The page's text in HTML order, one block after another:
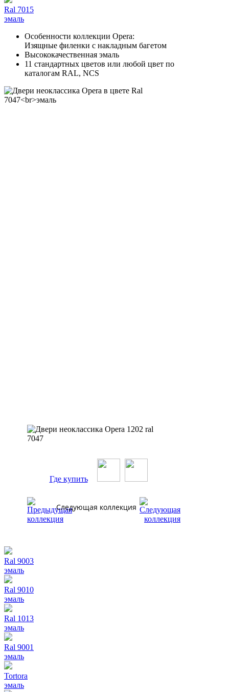
Ral 7015
эмаль
Особенности коллекции Opera:
Изящные филенки с накладным багетом
Высококачественная эмаль
11 стандартных цветов или любой цвет по
каталогам RAL, NCS
Где купить
Следующая коллекция
Ral 9003
эмаль
Ral 9010
эмаль
Ral 1013
эмаль
Ral 9001
эмаль
Tortora
эмаль